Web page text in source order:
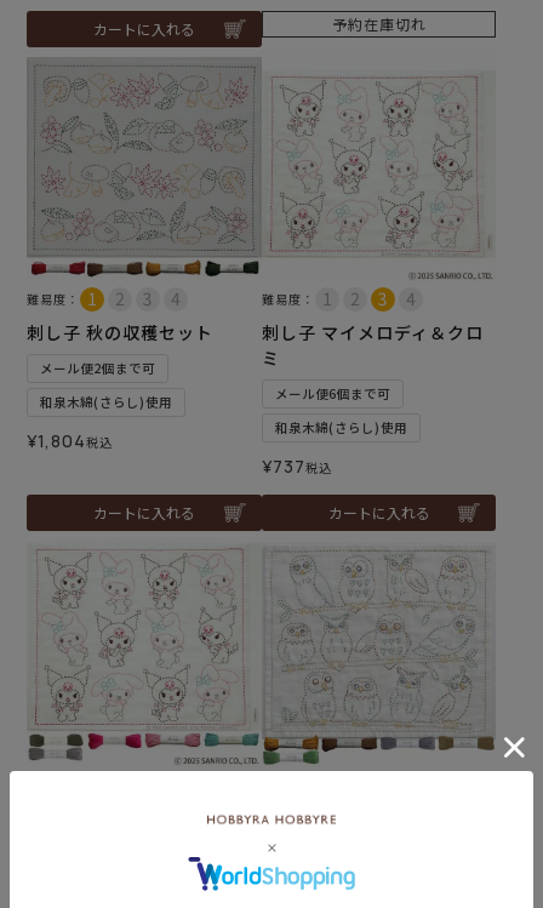
カートに入れる 予約在庫切れ
難易度：
刺し子 秋の収穫セット
メール便2個まで可
和泉木綿(さらし)使用
¥1,804税込
カートに入れる
難易度：
刺し子 マイメロディ＆クロ
ミ
メール便6個まで可
和泉木綿(さらし)使用
¥737税込
カートに入れる
刺し子 マイメロディ＆クロ 刺し子 ふくろうセット
メール便2個まで可
和泉木綿(さらし)使用